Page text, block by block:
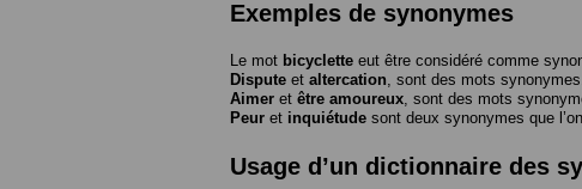
Exemples de synonymes
Le mot bicyclette eut être considéré comme
Dispute et altercation , sont des mots synonymes.
Aimer et être amoureux , sont des mots
Peur et inquiétude sont deux synonymes que
Usage d’un dictionnaire des